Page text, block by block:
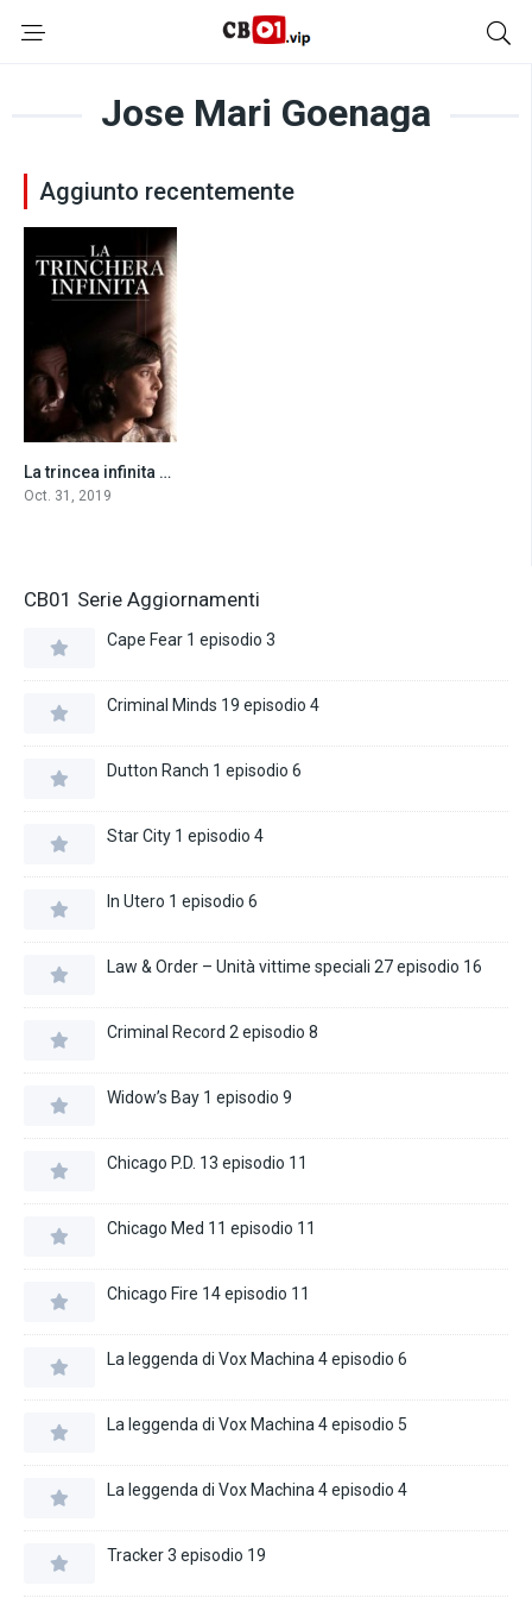
Jose Mari Goenaga
Aggiunto recentemente
7.7La trincea infinita (2019)
Oct. 31, 2019
CB01 Serie Aggiornamenti
Cape Fear 1 episodio 3
Criminal Minds 19 episodio 4
Dutton Ranch 1 episodio 6
Star City 1 episodio 4
In Utero 1 episodio 6
Law & Order – Unità vittime speciali 27 episodio 16
Criminal Record 2 episodio 8
Widow’s Bay 1 episodio 9
Chicago P.D. 13 episodio 11
Chicago Med 11 episodio 11
Chicago Fire 14 episodio 11
La leggenda di Vox Machina 4 episodio 6
La leggenda di Vox Machina 4 episodio 5
La leggenda di Vox Machina 4 episodio 4
Tracker 3 episodio 19